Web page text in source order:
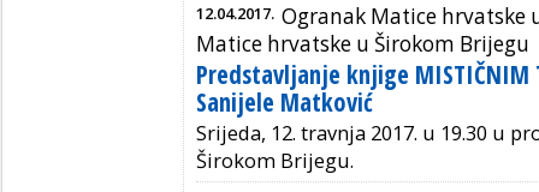
12.04.2017. Ogranak Matice hrvatske
Matice hrvatske u Širokom Brijegu
Predstavljanje knjige MISTIČNIM
Sanijele Matković
Srijeda, 12. travnja 2017. u 19.30 u
Širokom Brijegu.